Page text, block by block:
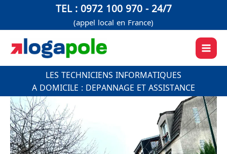
contenu
TEL : 0972 100 970 - 24/7
(appel local en France)
LES TECHNICIENS INFORMATIQUES
A DOMICILE : DEPANNAGE ET ASSISTANCE